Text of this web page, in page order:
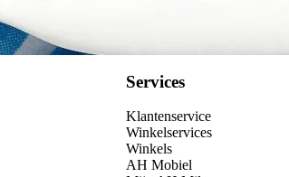
Services
Klantenservice
Winkelservices
Winkels
AH Mobiel